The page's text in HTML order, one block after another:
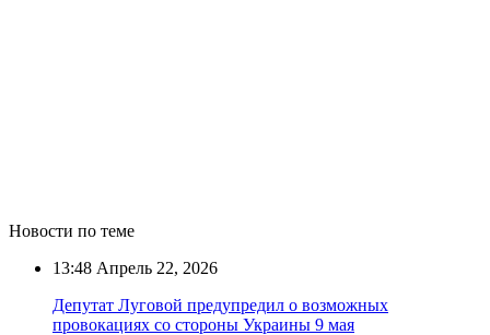
Новости по теме
13:48 Апрель 22, 2026
Депутат Луговой предупредил о возможных
провокациях со стороны Украины 9 мая